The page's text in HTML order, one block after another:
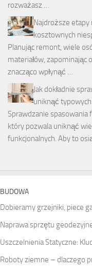
rozważasz …
Najdroższe etapy
kosztownych
Planując remont, wiele
materiałów, zapominając
znacząco wpłynąć …
Jak dokładnie
uniknąć
Sprawdzanie
który pozwala uniknąć
funkcjonalnych. Aby to
BUDOWA
Dobieramy grzejniki, piece
Naprawa sprzętu
Uszczelnienia Statyczne:
Roboty ziemne – dlaczego